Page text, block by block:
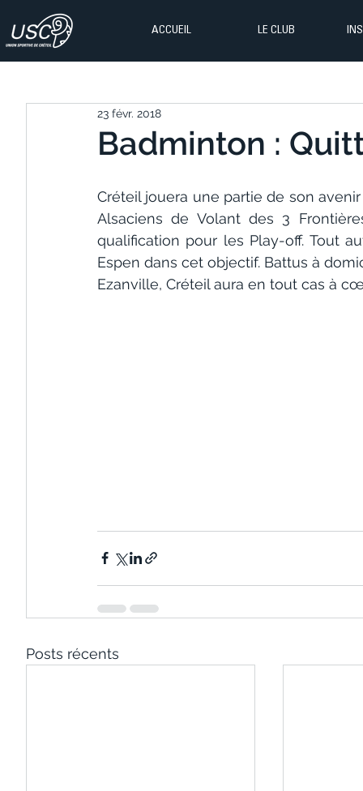
ACCUEIL LE CLUB
Badminton :
23 févr. 2018
Créteil jouera une partie de son
Alsaciens de Volant des 3
qualification pour les Play-off. Tout
Espen dans cet objectif. Battus à
Ezanville, Créteil aura en tout cas à
Posts récents